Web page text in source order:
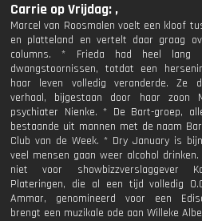
Carrie op Vrijdag: ,
Marcel van Roosmalen voelt een kloof
en platteland en vertelt daar graag
columns. * Frieda had heel lang
dwangstoornissen, totdat een
haar leven volledig veranderde. Ze
verhaal, bijgestaan door haar zoon
psychiater Nienke. * De Bart-groep,
bestaande uit mannen met de naam
Club van de Week. * Dry January is
veel mensen gaan weer alcohol
niet voor showbizzverslaggever
Plateringen, die al een tijd volledig
Ammar, genomineerd voor een
brengt een muzikale ode aan Willeke